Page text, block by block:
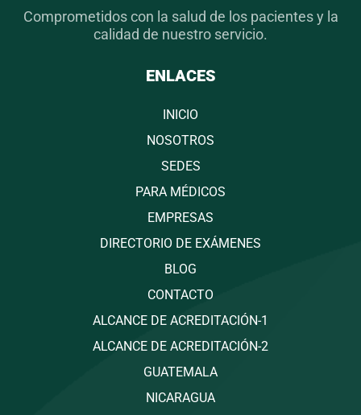
Comprometidos con la salud de los pacientes y la
calidad de nuestro servicio.
ENLACES
INICIO
NOSOTROS
SEDES
PARA MÉDICOS
EMPRESAS
DIRECTORIO DE EXÁMENES
BLOG
CONTACTO
ALCANCE DE ACREDITACIÓN-1
ALCANCE DE ACREDITACIÓN-2
GUATEMALA
NICARAGUA